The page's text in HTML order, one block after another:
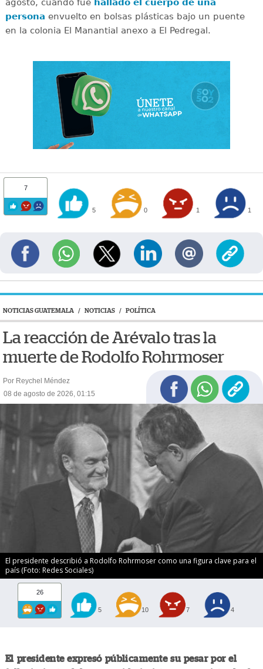
agosto, cuando fue hallado el cuerpo de una
persona envuelto en bolsas plásticas bajo un puente
en la colonia El Manantial anexo a El Pedregal.
7
5 0 1 1
NOTICIAS GUATEMALA / NOTICIAS / POLÍTICA
La reacción de Arévalo tras la
muerte de Rodolfo Rohrmoser
Por Reychel Méndez
08 de agosto de 2026, 01:15
El presidente describió a Rodolfo Rohrmoser como una figura clave para el
país (Foto: Redes Sociales)
26
5 10 7 4
El presidente expresó públicamente su pesar por el